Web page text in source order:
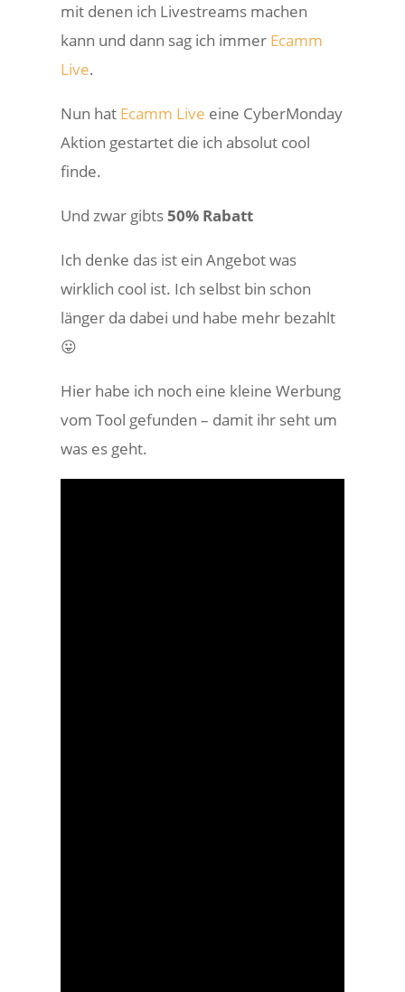
mit denen ich Livestreams machen
kann und dann sag ich immer Ecamm
Live.
Nun hat Ecamm Live eine CyberMonday
Aktion gestartet die ich absolut cool
finde.
Und zwar gibts50% Rabatt
Ich denke das ist ein Angebot was
wirklich cool ist. Ich selbst bin schon
länger da dabei und habe mehr bezahlt
😛
Hier habe ich noch eine kleine Werbung
vom Tool gefunden – damit ihr seht um
was es geht.